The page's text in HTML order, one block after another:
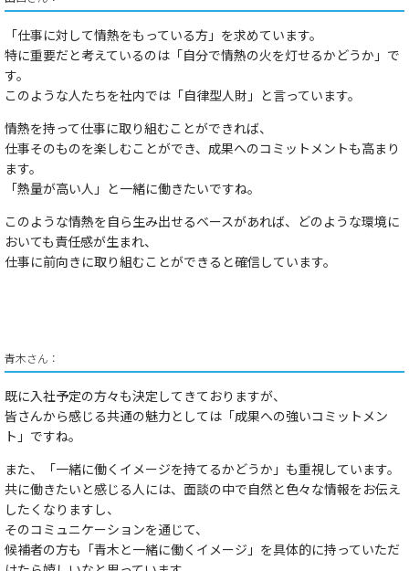
「仕事に対して情熱をもっている方」 を求めています。
特に重要だと考えているのは 「自分で情熱の火を灯せるかどうか」 で
す。
このような人たちを社内では 「自律型人財」 と言っています。
​​情熱を持って​​​仕事に取り組むことができれば、
仕事そのものを楽しむことができ、​​​成果へのコミットメント​​も高まり
ます。​​
「熱量が​​高い​​人」​​と一緒に働きたいですね。​
このような情熱を自ら生み出せるベースがあれば、どのような環境に
おいても責任感が生まれ、
仕事に前向きに取り組むことができると確信しています。
青木さん：
既に入社予定の方々も決定してきておりますが、
皆さんから感じる共通の魅力としては 「成果への強いコミットメン
ト」 ですね。
また、
「一緒に働くイメージを持てるかどうか」 も重視しています。
共に働きたいと感じる人には、面談の中で自然と色々な情報をお伝え
したくなりますし、
そのコミュニケーションを通じて、
候補者の方も「青木と一緒に働くイメージ」を具体的に持っていただ